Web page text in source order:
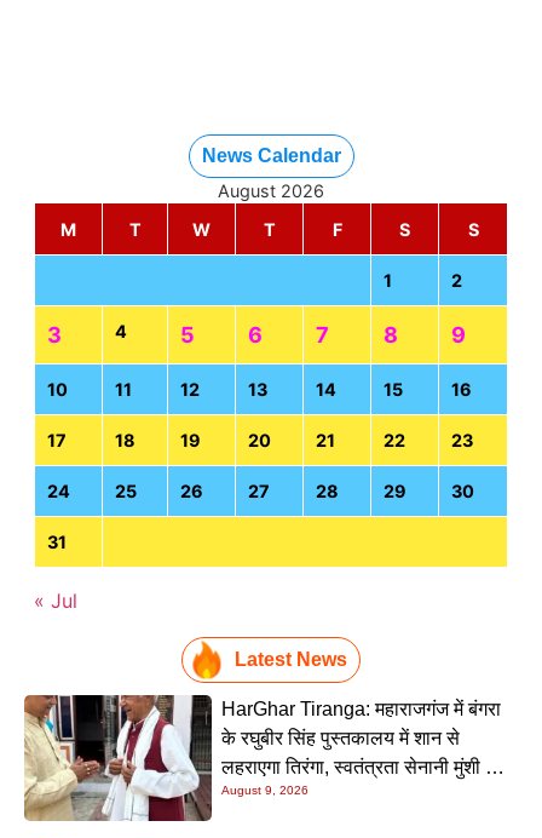
News Calendar
August 2026
M
T W T F S S
1 2
3 4 5 6 7 8 9
10 11 12 13 14 15 16
17 18 19 20 21 22 23
24 25 26 27 28 29 30
31
« Jul
Latest News
HarGhar Tiranga: महाराजगंज में बंगरा
के रघुबीर सिंह पुस्तकालय में शान से
लहराएगा तिरंगा, स्वतंत्रता सेनानी मुंशी सिंह
होंगे मुख्य अतिथि
August 9, 2026